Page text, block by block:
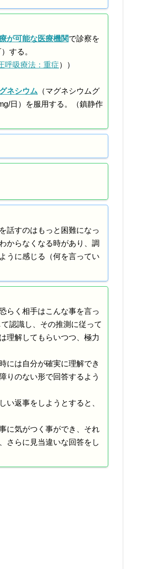
が可能な医療機関で診察を
する。
呼吸療法：重症））
ネシウム （マグネシウムグ
日）を服用する。（鎮静作
話すのはもっと困難になっ
からなくなる時があり、調
うに感じる（何を言ってい
らく相手はこんな事を言っ
認識し、その推測に従って
理解してもらいつつ、極力
には自分が確実に理解でき
りのない形で回答するよう
い返事をしようとすると、
に気がつく事ができ、それ
さらに見当違いな回答をし